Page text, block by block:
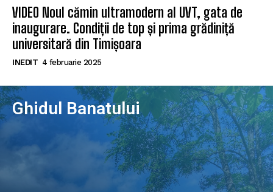
VIDEO Noul cămin ultramodern al UVT, gata de
inaugurare. Condiții de top și prima grădiniță
universitară din Timișoara
INEDIT 4 februarie 2025
Ghidul Banatului